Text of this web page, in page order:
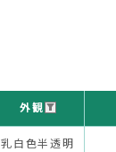
外観
乳白色半透明